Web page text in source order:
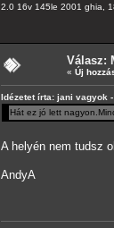
2.0 16v 145le 2001 ghia,
Válasz:
« Új
Idézetet írta: jani vagyok
Hát ez jó lett
A helyén nem tudsz
AndyA